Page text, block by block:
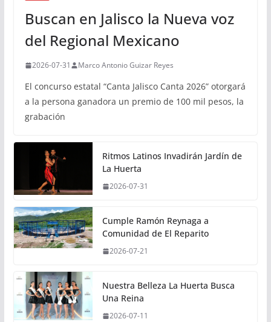
Buscan en Jalisco la Nueva voz
del Regional Mexicano
2026-07-31 Marco Antonio Guizar Reyes
El concurso estatal “Canta Jalisco Canta 2026” otorgará
a la persona ganadora un premio de 100 mil pesos, la
grabación
Ritmos Latinos Invadirán Jardín de
La Huerta
2026-07-31
Cumple Ramón Reynaga a
Comunidad de El Reparito
2026-07-21
Nuestra Belleza La Huerta Busca
Una Reina
2026-07-11